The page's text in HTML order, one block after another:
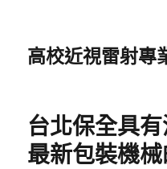
高校近視雷射專
台北保全具
最新包裝機